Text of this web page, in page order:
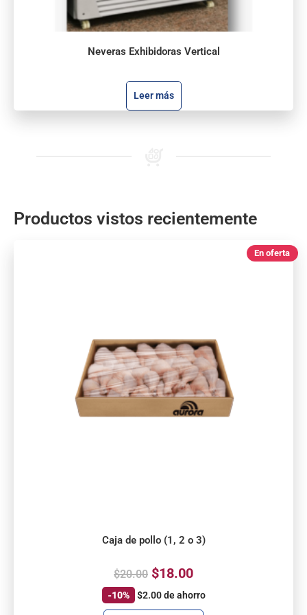
Neveras Exhibidoras Vertical
Leer más
Productos vistos recientemente
En oferta
Caja de pollo (1, 2 o 3)
$20.00 $18.00
-10% $2.00de ahorro